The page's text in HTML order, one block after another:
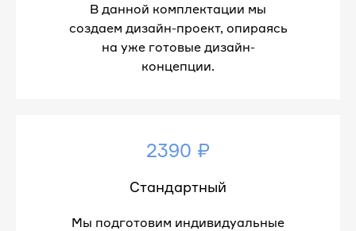
В данной комплектации мы
создаем дизайн-проект, опираясь
на уже готовые дизайн-
концепции.
2390 ₽
Стандартный
Мы подготовим индивидуальные